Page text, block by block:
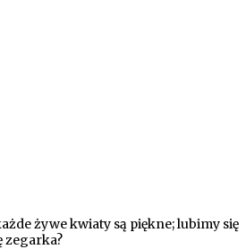
żywe kwiaty są piękne; lubimy się
zegarka?